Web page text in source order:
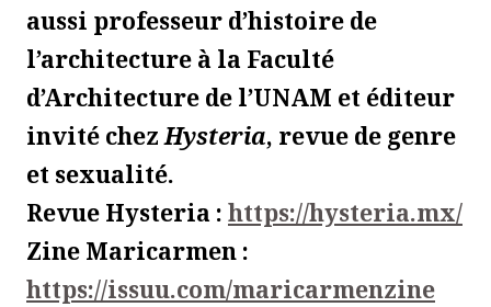
aussi professeur d’histoire de
l’architecture à la Faculté
d’Architecture de l’UNAM et éditeur
invité chezHysteria, revue de genre
et sexualité.
Revue Hysteria : https://hysteria.mx/
Zine Maricarmen :
https://issuu.com/maricarmenzine